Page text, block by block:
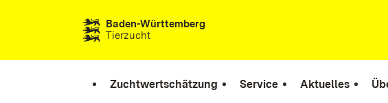
Zum Inhalt springenBaden-Württemberg
Tierzucht
Zuchtwertschätzung Service Aktuelles